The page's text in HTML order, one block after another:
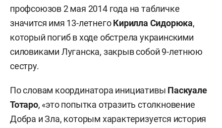
профсоюзов 2 мая 2014 года на табличке
значится имя 13-летнегоКирилла Сидорюка,
который погиб в ходе обстрела украинскими
силовиками Луганска, закрыв собой 9-летнюю
сестру.
По словам координатора инициативы Паскуале
Тотаро, «это попытка отразить столкновение
Добра и Зла, которым характеризуется история